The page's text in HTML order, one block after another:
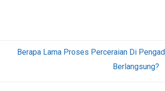
Berapa Lama Proses Perceraian Di
Berlangsung?